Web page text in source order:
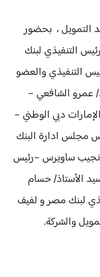
التمويل ، بحضور
التنفيذي لبنك
التنفيذي والعضو
عمرو الشافعي –
دبي الوطني –
مجلس ادارة البنك
نجيب ساويرس –رئيس
الأستاذ/ حسام
لبنك مصر و لفيف
والشركة.